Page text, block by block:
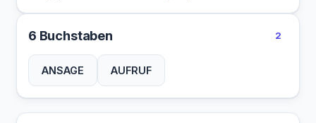
6 Buchstaben 2
ANSAGE AUFRUF